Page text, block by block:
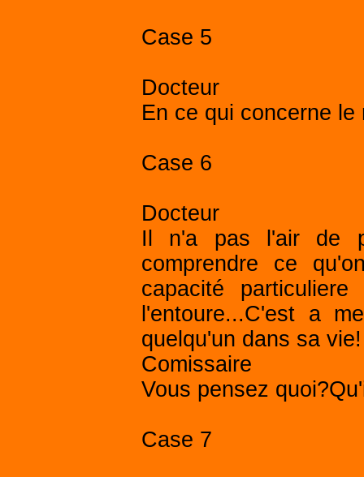
Case 5
Docteur
En ce qui concerne
Case 6
Docteur
Il n'a pas l'air de
comprendre ce
capacité
l'entoure...C'est a
quelqu'un dans sa vie!
Comissaire
Vous pensez
Case 7